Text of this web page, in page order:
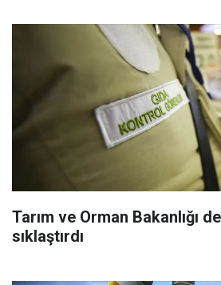
Tarım ve Orman Bakanlığı
sıklaştırdı